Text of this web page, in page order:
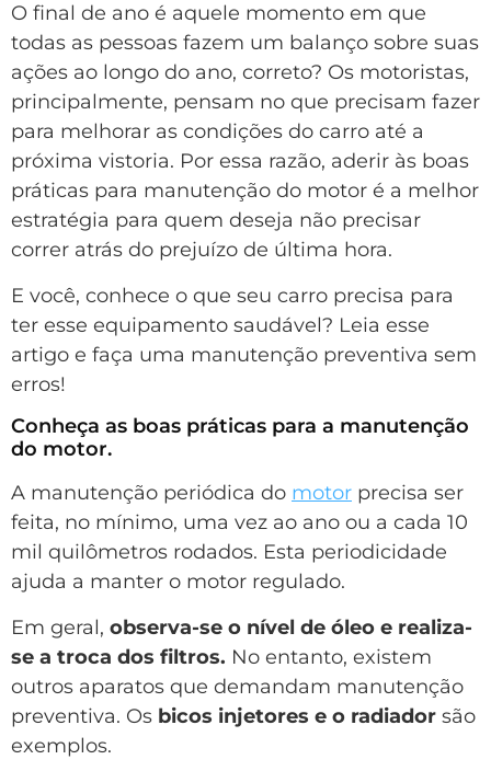
O final de ano é aquele momento em que
todas as pessoas fazem um balanço sobre suas
ações ao longo do ano, correto? Os motoristas,
principalmente, pensam no que precisam fazer
para melhorar as condições do carro até a
próxima vistoria. Por essa razão, aderir às boas
práticas para manutenção do motor é a melhor
estratégia para quem deseja não precisar
correr atrás do prejuízo de última hora.
E você, conhece o que seu carro precisa para
ter esse equipamento saudável? Leia esse
artigo e faça uma manutenção preventiva sem
erros!
Conheça as boas práticas para a manutenção
do motor.
A manutenção periódica do motor precisa ser
feita, no mínimo, uma vez ao ano ou a cada 10
mil quilômetros rodados. Esta periodicidade
ajuda a manter o motor regulado.
Em geral, observa-se o nível de óleo e realiza-
se a troca dos filtros. No entanto, existem
outros aparatos que demandam manutenção
preventiva. Os bicos injetores e o radiador são
exemplos.